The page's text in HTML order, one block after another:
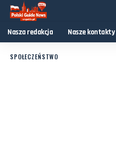
Nasza redakcja Nasze kontakty
SPOŁECZEŃSTWO